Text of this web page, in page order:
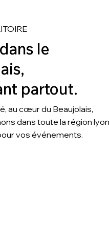
le
partout.
au cœur du Beaujolais,
dans toute la région
vos événements.